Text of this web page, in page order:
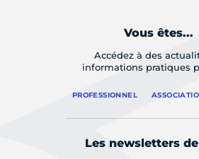
Vous êtes...
Accédez à des
informations pratiques
PROFESSIONNEL
Les newsletters